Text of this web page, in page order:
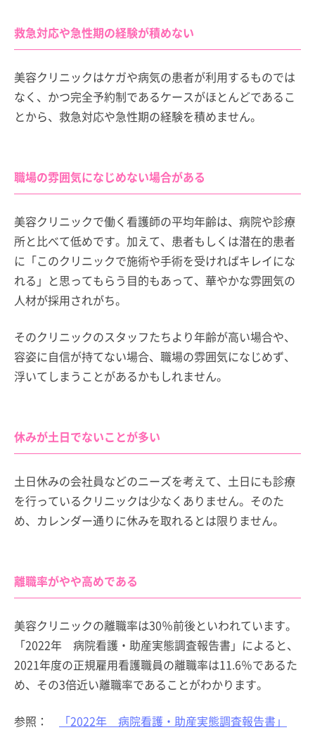
救急対応や急性期の経験が積めない
美容クリニックはケガや病気の患者が利用するものでは
なく、かつ完全予約制であるケースがほとんどであるこ
とから、救急対応や急性期の経験を積めません。
職場の雰囲気になじめない場合がある
美容クリニックで働く看護師の平均年齢は、病院や診療
所と比べて低めです。加えて、患者もしくは潜在的患者
に「このクリニックで施術や手術を受ければキレイにな
れる」と思ってもらう目的もあって、華やかな雰囲気の
人材が採用されがち。
そのクリニックのスタッフたちより年齢が高い場合や、
容姿に自信が持てない場合、職場の雰囲気になじめず、
浮いてしまうことがあるかもしれません。
休みが土日でないことが多い
土日休みの会社員などのニーズを考えて、土日にも診療
を行っているクリニックは少なくありません。そのた
め、カレンダー通りに休みを取れるとは限りません。
離職率がやや高めである
美容クリニックの離職率は30％前後といわれています。
「2022年 病院看護・助産実態調査報告書」によると、
2021年度の正規雇用看護職員の離職率は11.6％であるた
め、その3倍近い離職率であることがわかります。
参照： 「2022年 病院看護・助産実態調査報告書」